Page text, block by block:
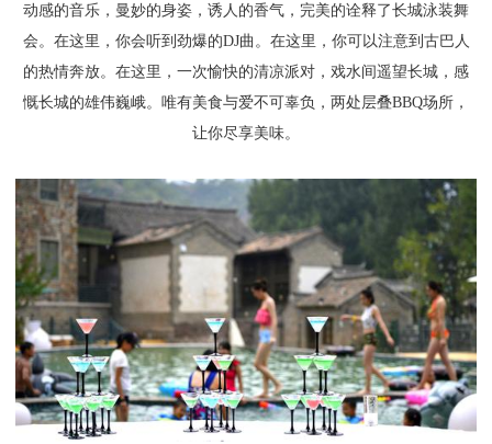
动感的音乐，曼妙的身姿，诱人的香气，完美的诠释了长城泳装舞
会。在这里，你会听到劲爆的DJ曲。在这里，你可以注意到古巴人
的热情奔放。在这里，一次愉快的清凉派对，戏水间遥望长城，感
慨长城的雄伟巍峨。唯有美食与爱不可辜负，两处层叠BBQ场所，
让你尽享美味。